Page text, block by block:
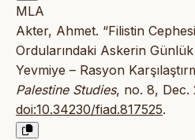
MLA
Akter, Ahmet. “Filistin
Ordularındaki Askerin Günlük
Yevmiye – Rasyon
Palestine Studies, no. 8, Dec.
doi:10.34230/fiad.817525.